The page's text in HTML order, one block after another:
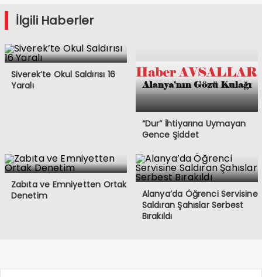
İlgili Haberler
Siverek’te Okul Saldırısı 16
Yaralı
“Dur” İhtiyarına Uymayan
Gence Şiddet
Zabıta ve Emniyetten Ortak
Denetim
Alanya’da Öğrenci Servisine
Saldıran Şahıslar Serbest
Bırakıldı